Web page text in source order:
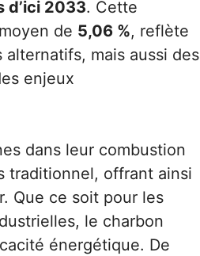
d’ici 2033. Cette
de 5,06 %, reflète
mais aussi des
enjeux
dans leur combustion
traditionnel, offrant ainsi
Que ce soit pour les
le charbon
énergétique. De